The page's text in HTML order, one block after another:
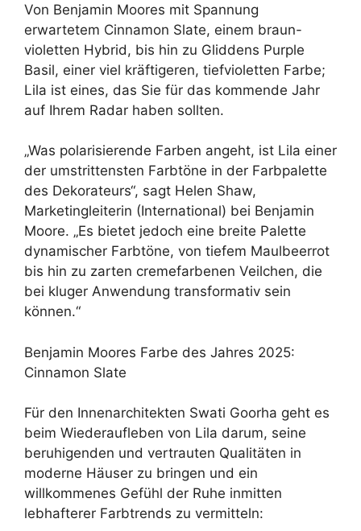
Von Benjamin Moores mit Spannung
erwartetem Cinnamon Slate, einem braun-
violetten Hybrid, bis hin zu Gliddens Purple
Basil, einer viel kräftigeren, tiefvioletten Farbe;
Lila ist eines, das Sie für das kommende Jahr
auf Ihrem Radar haben sollten.
„Was polarisierende Farben angeht, ist Lila einer
der umstrittensten Farbtöne in der Farbpalette
des Dekorateurs“, sagt Helen Shaw,
Marketingleiterin (International) bei Benjamin
Moore. „Es bietet jedoch eine breite Palette
dynamischer Farbtöne, von tiefem Maulbeerrot
bis hin zu zarten cremefarbenen Veilchen, die
bei kluger Anwendung transformativ sein
können.“
Benjamin Moores Farbe des Jahres 2025:
Cinnamon Slate
Für den Innenarchitekten Swati Goorha geht es
beim Wiederaufleben von Lila darum, seine
beruhigenden und vertrauten Qualitäten in
moderne Häuser zu bringen und ein
willkommenes Gefühl der Ruhe inmitten
lebhafterer Farbtrends zu vermitteln: